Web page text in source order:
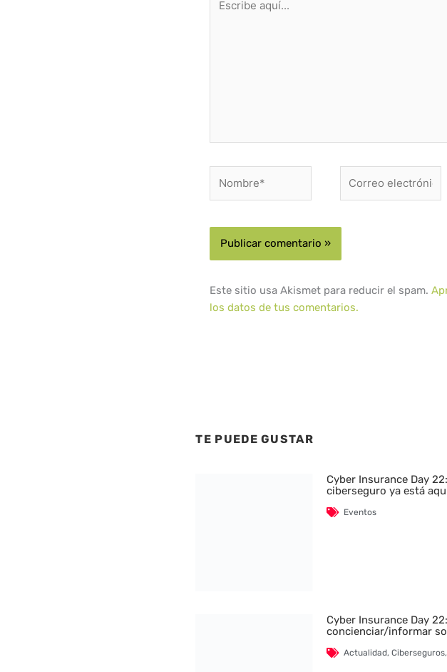
aquí...
electrónico*
Este sitio usa Akismet para reducir el spam.
los datos de tus comentarios.
TE PUEDE GUSTAR
Cyber Insurance Day
ciberseguro ya está
Eventos
Cyber Insurance Day
concienciar/informar
Actualidad, Ciberseguros,